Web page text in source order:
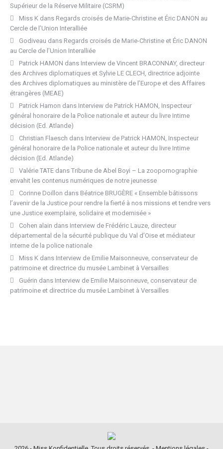
Supérieur de la Réserve Militaire (CSRM)
Miss K dans Regards croisés de Marie-Christine et Éric DANON au
Cercle de l’Union Interalliée
Godiveau dans Regards croisés de Marie-Christine et Éric DANON
au Cercle de l’Union Interalliée
Patrick HAMON dans Interview de Vincent BRACONNAY, directeur
des Archives diplomatiques et Sylvie LE CLECH, directrice adjointe
des Archives diplomatiques au ministère de l’Europe et des Affaires
étrangères (MEAE)
Patrick Hamon dans Interview de Patrick HAMON, Inspecteur
général honoraire de la Police nationale et auteur du livre Intime
décision (Ed. Atlande)
Christian Flaesch dans Interview de Patrick HAMON, Inspecteur
général honoraire de la Police nationale et auteur du livre Intime
décision (Ed. Atlande)
Valérie TATE dans Tribune de Abel Boyi – La zoopornographie
envahit les contenus numériques de notre jeunesse
Corinne Doillon dans Béatrice BRUGÈRE « Ensemble bâtissons
l’avenir de la Justice pour rendre la fierté à nos missions et tendre vers
une Justice exemplaire, solidaire et modernisée »
Cohen alain dans Interview de Frédéric Lauze, directeur
départemental de la sécurité publique du Val d’Oise et médiateur
interne de la police nationale
Miss K dans Interview de Emilie Maisonneuve, conservateur de
patrimoine et directrice du musée Lambinet à Versailles
Guérin dans Interview de Emilie Maisonneuve, conservateur de
patrimoine et directrice du musée Lambinet à Versailles